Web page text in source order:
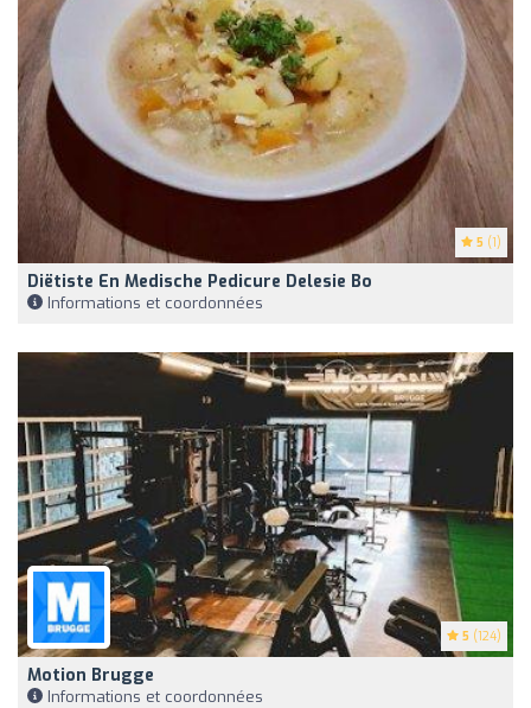
5 (1)
Diëtiste En Medische Pedicure Delesie Bo
Informations et coordonnées
5 (124)
Motion Brugge
Informations et coordonnées